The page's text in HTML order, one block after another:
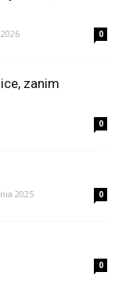
0
zanim
0
2025 0
0